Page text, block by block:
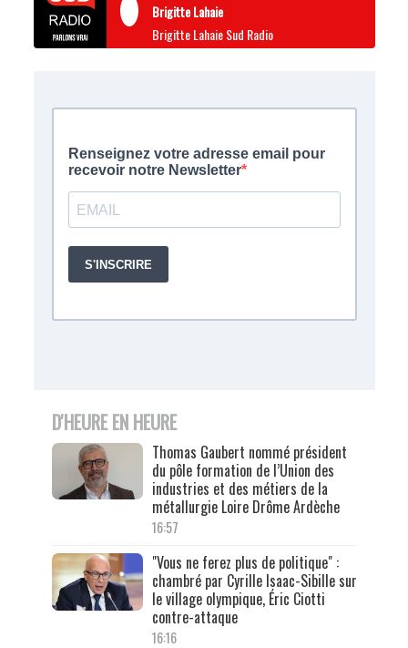
Brigitte Lahaie
Brigitte Lahaie Sud Radio
D'HEURE EN HEURE
Thomas Gaubert nommé président
du pôle formation de l’Union des
industries et des métiers de la
métallurgie Loire Drôme Ardèche
16:57
"Vous ne ferez plus de politique" :
chambré par Cyrille Isaac-Sibille sur
le village olympique, Éric Ciotti
contre-attaque
16:16